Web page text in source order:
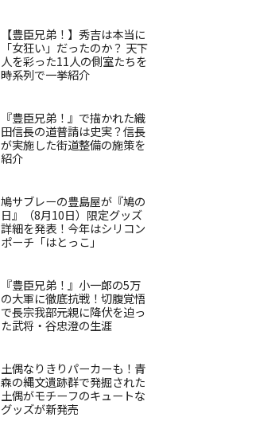
【豊臣兄弟！】秀吉は本当に
「女狂い」だったのか？ 天下
人を彩った11人の側室たちを
時系列で一挙紹介
『豊臣兄弟！』で描かれた織
田信長の道普請は史実？信長
が実施した街道整備の施策を
紹介
鳩サブレーの豊島屋が『鳩の
日』（8月10日）限定グッズ
詳細を発表！今年はシリコン
ポーチ「はとっこ」
『豊臣兄弟！』小一郎の5万
の大軍に徹底抗戦！切腹覚悟
で長宗我部元親に降伏を迫っ
た武将・谷忠澄の生涯
土偶なりきりパーカーも！青
森の縄文遺跡群で発掘された
土偶がモチーフのキュートな
グッズが新発売